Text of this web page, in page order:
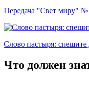
Передача "Свет миру" №
Слово пастыря: спешите
Что должен